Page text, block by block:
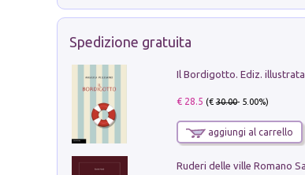
Spedizione gratuita
Il Bordigotto. Ediz. illustrata
€ 28.5 (€30.00- 5.00%)
aggiungi al carrello